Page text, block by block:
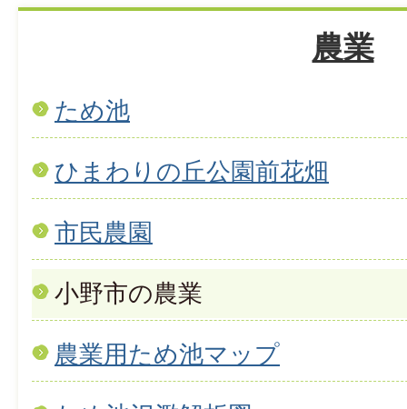
農業
ため池
ひまわりの丘公園前花畑
市民農園
小野市の農業
農業用ため池マップ